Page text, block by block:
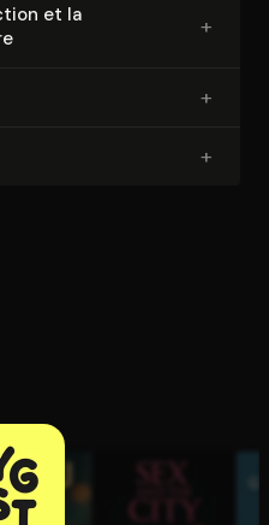
et la
+
+
+